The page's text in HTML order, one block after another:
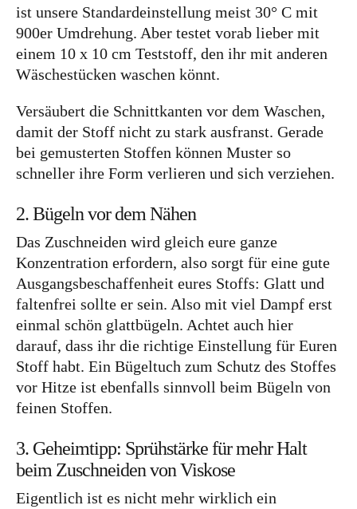
ist unsere Standardeinstellung meist 30° C mit
900er Umdrehung. Aber testet vorab lieber mit
einem 10 x 10 cm Teststoff, den ihr mit anderen
Wäschestücken waschen könnt.
Versäubert die Schnittkanten vor dem Waschen,
damit der Stoff nicht zu stark ausfranst. Gerade
bei gemusterten Stoffen können Muster so
schneller ihre Form verlieren und sich verziehen.
2. Bügeln vor dem Nähen
Das Zuschneiden wird gleich eure ganze
Konzentration erfordern, also sorgt für eine gute
Ausgangsbeschaffenheit eures Stoffs: Glatt und
faltenfrei sollte er sein. Also mit viel Dampf erst
einmal schön glattbügeln. Achtet auch hier
darauf, dass ihr die richtige Einstellung für Euren
Stoff habt. Ein Bügeltuch zum Schutz des Stoffes
vor Hitze ist ebenfalls sinnvoll beim Bügeln von
feinen Stoffen.
3. Geheimtipp: Sprühstärke für mehr Halt
beim Zuschneiden von Viskose
Eigentlich ist es nicht mehr wirklich ein